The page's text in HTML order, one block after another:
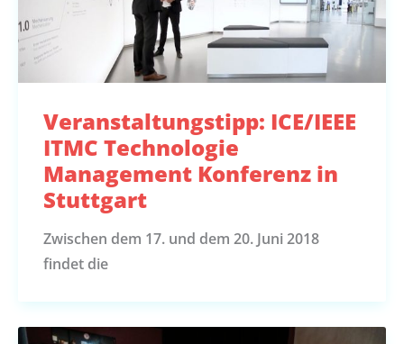
Veranstaltungstipp: ICE/IEEE
ITMC Technologie
Management Konferenz in
Stuttgart
Zwischen dem 17. und dem 20. Juni 2018
findet die